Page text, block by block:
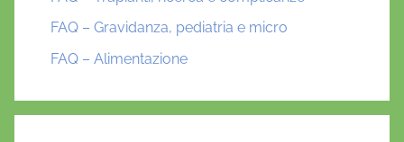
FAQ – Gravidanza, pediatria e micro
FAQ – Alimentazione